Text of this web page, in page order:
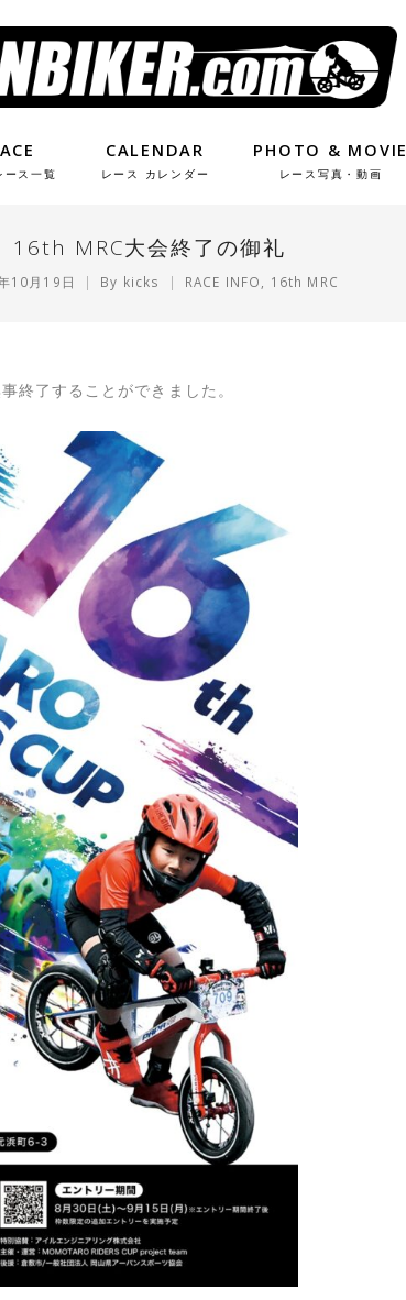
ース一覧
CALENDAR
レース カレンダー
PHOTO & MOVIE
レース写真・動画
16th MRC大会終了の御礼
10月19日 By kicks RACE INFO 16th MRC
終了することができました。